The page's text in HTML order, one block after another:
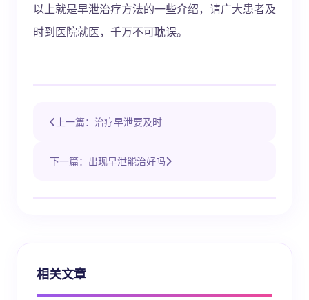
以上就是早泄治疗方法的一些介绍，请广大患者及
时到医院就医，千万不可耽误。
上一篇：治疗早泄要及时
下一篇：出现早泄能治好吗
相关文章